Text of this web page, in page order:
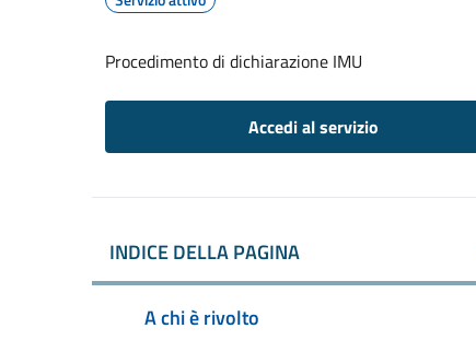
Procedimento di dichiarazione IMU
Accedi al servizio
INDICE DELLA PAGINA
A chi è rivolto